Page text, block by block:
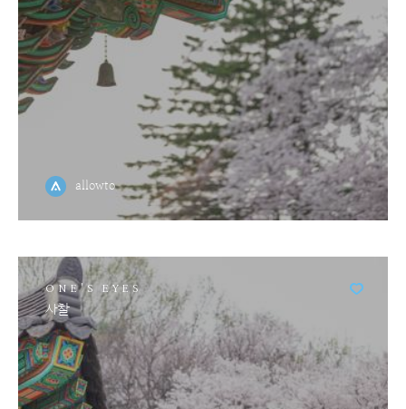
allowto
ONE'S EYES
사찰